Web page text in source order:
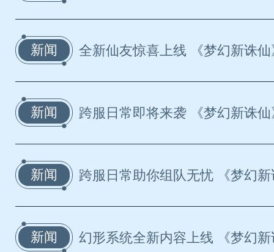
新闻 全新仙友惊喜上线 《梦幻新诛
新闻 跨服日常即将来袭 《梦幻新诛
新闻 跨服日常助你组队无忧 《梦幻
新闻 幻形系统全新内容上线 《梦幻